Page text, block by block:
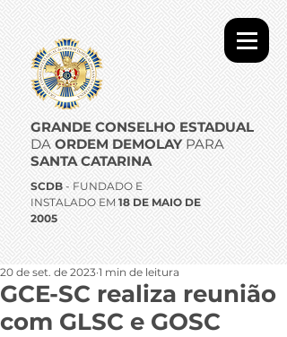
GRANDE CONSELHO ESTADUAL
DA ORDEM DEMOLAYPARA
SANTA CATARINA
SCDB - FUNDADO E
INSTALADO EM 18 DE MAIO DE
2005
GCE-SC realiza reunião
com GLSC e GOSC
20 de set. de 2023 1 min de leitura